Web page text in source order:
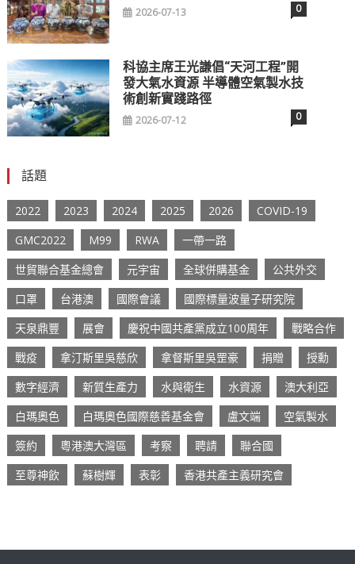
2026-07-13 0
科協主席王光謙倡“天河工程”開
發大氣水資源 半導體空氣製水技
術創新實踐路徑
2026-07-12 0
話題
2022 2023 2024 2025 2026
COVID-19
GMC2022
M99 RWA
一帶一路
世貿聯合基金總會
元宇宙 全球併購基金
公共外交
口罩
台港澳 國際會議
國際標量波量子研究院
天泉鼎豐
展會 慶祝中國共產黨成立100周年
戰略合作
戰疫
拿汀斯里吳慈欣 拿督斯里吳罡豪 捐贈
授勳
數字經濟
新質生產力 水與衛生 水資源
澳大利亞
白瑪奧色
白瑪奧色國際慈善基金會 盧文端
空氣製水
簽約
粵港澳大灣區 考察 聘請
聯合國
至尊神飲
蘇樹輝 表彰 香港共產主義研究會